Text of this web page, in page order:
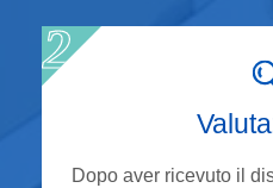
Dopo aver ricevuto il